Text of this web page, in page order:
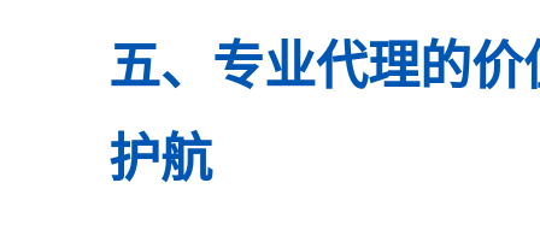
五、专业代理的
护航